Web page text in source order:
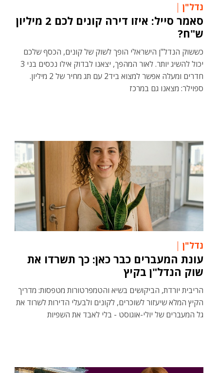
נדל"ן
סאמר סייל: איזו דירה קונים לכם 2 מיליון
ש"ח?
כששוק הנדל"ן הישראלי הופך לשוק של קונים, הכסף שלכם
יכול להשיג יותר. לאור המהפך, יצאנו לבדוק אילו נכסים בני 3
חדרים ומעלה אפשר למצוא ביד2 עם תג מחיר של 2 מיליון.
ספוילר: מצאנו גם במרכז
נדל"ן
עונת המעברים כבר כאן: כך תשרדו את
שוק הנדל"ן בקיץ
הריבית יורדת, הביקושים בשיא והטמפרטורות מטפסות: מדריך
הקיץ המלא שיעזור לשוכרים, לקונים ולבעלי הדירות לשרוד את
גל המעברים של יולי-אוגוסט - בלי לאבד את השפיות